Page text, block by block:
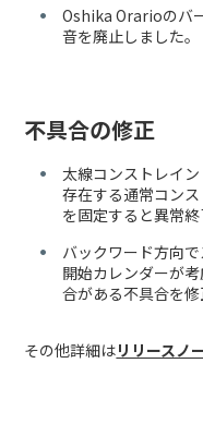
Oshika Orarioのバ
音を廃止しました。
不具合の修正
太線コンストレイ
存在する通常コン
を固定すると異常
バックワード方向
開始カレンダーが
合がある不具合を修
その他詳細はリリースノ